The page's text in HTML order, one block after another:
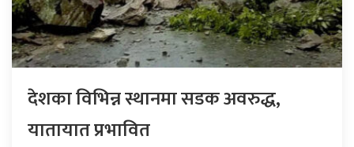
देशका विभिन्न स्थानमा सडक अवरुद्ध,
यातायात प्रभावित